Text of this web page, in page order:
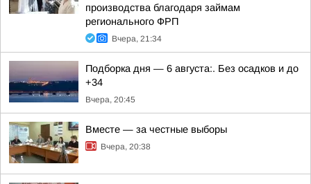
производства благодаря займам
регионального ФРП
Вчера, 21:34
Подборка дня — 6 августа:. Без осадков и до
+34
Вчера, 20:45
Вместе — за честные выборы
Вчера, 20:38